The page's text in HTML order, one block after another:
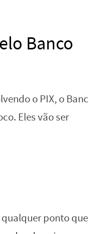
Banco
o PIX, o
Eles vão ser
ponto que